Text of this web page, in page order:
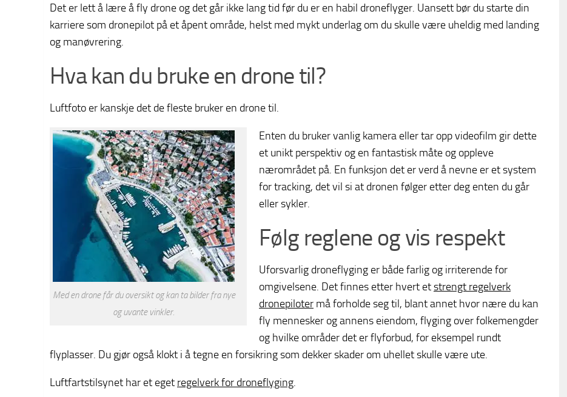
Det er lett å lære å fly drone og det går ikke lang tid før du er en habil droneflyger. Uansett bør du starte din
karriere som dronepilot på et åpent område, helst med mykt underlag om du skulle være uheldig med landing
og manøvrering.
Hva kan du bruke en drone til?
Luftfoto er kanskje det de fleste bruker en drone til.
Med en drone får du oversikt og kan ta bilder fra nye
og uvante vinkler.
Enten du bruker vanlig kamera eller tar opp videofilm gir dette
et unikt perspektiv og en fantastisk måte og oppleve
nærområdet på. En funksjon det er verd å nevne er et system
for tracking, det vil si at dronen følger etter deg enten du går
eller sykler.
Følg reglene og vis respekt
Uforsvarlig droneflyging er både farlig og irriterende for
omgivelsene. Det finnes etter hvert etstrengt regelverk
dronepiloter må forholde seg til, blant annet hvor nære du kan
fly mennesker og annens eiendom, flyging over folkemengder
og hvilke områder det er flyforbud, for eksempel rundt
flyplasser. Du gjør også klokt i å tegne en forsikring som dekker skader om uhellet skulle være ute.
Luftfartstilsynet har et eget regelverk for droneflyging.